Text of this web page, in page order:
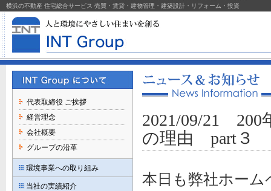
横浜の不動産 住宅総合サービス 売買・賃貸・建物管理・建築設計・リフォーム・投資
2021/09/21 200
の理由 part３
本日も弊社ホー
代表取締役 ご挨拶
経営理念
会社概要
グループの沿革
環境事業への取り組み
当社の実績紹介